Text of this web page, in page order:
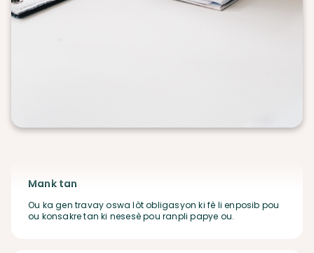
Mank tan
Ou ka gen travay oswa lòt obligasyon ki fè li enposib pou
ou konsakre tan ki nesesè pou ranpli papye ou.